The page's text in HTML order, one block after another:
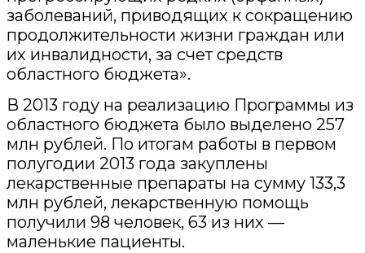
заболеваний, приводящих к сокращению
продолжительности жизни граждан или
их инвалидности, за счет средств
областного бюджета».
В 2013 году на реализацию Программы из
областного бюджета было выделено 257
млн рублей. По итогам работы в первом
полугодии 2013 года закуплены
лекарственные препараты на сумму 133,3
млн рублей, лекарственную помощь
получили 98 человек, 63 из них —
маленькие пациенты.